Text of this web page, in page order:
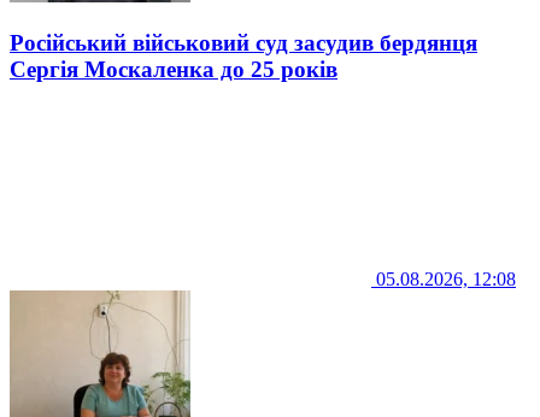
Російський військовий суд засудив бердянця
Сергія Москаленка до 25 років
05.08.2026, 12:08